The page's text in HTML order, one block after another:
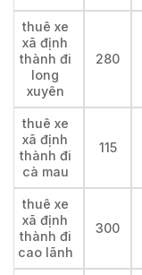
thuê xe
xã định
thành đi
long
xuyên
280
thuê xe
xã định
thành đi
cà mau
115
thuê xe
xã định
thành đi
cao lãnh
300